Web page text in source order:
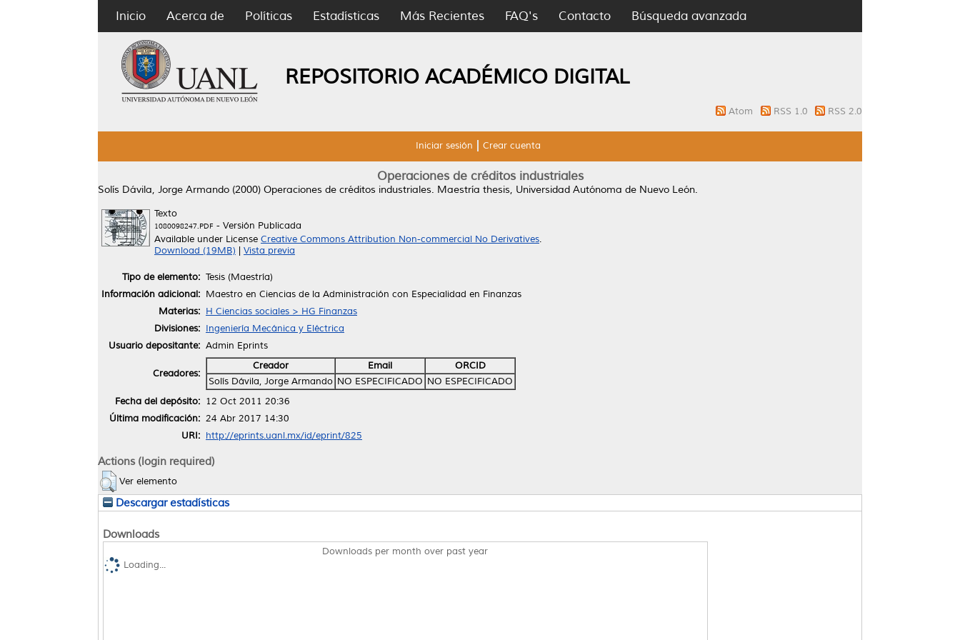
Inicio Acerca de Políticas Estadísticas Más Recientes FAQ's Contacto Búsqueda avanzada
REPOSITORIO ACADÉMICO DIGITAL
Atom RSS 1.0 RSS 2.0
Iniciar sesión Crear cuenta
Operaciones de créditos industriales
Solís Dávila, Jorge Armando (2000) Operaciones de créditos industriales. Maestría thesis, Universidad Autónoma de Nuevo León.
Texto
1080098247.PDF - Versión Publicada
Available under License Creative Commons Attribution Non-commercial No Derivatives.
Download (19MB)
Vista previa
Tipo de elemento: Tesis (Maestría)
Información adicional: Maestro en Ciencias de la Administración con Especialidad en Finanzas
Materias: H Ciencias sociales > HG Finanzas
Divisiones: Ingeniería Mecánica y Eléctrica
Usuario depositante: Admin Eprints
Creadores:
Creador Email
ORCID
Solís Dávila, Jorge Armando NO ESPECIFICADO NO ESPECIFICADO
Fecha del depósito: 12 Oct 2011 20:36
Última modificación: 24 Abr 2017 14:30
URI: http://eprints.uanl.mx/id/eprint/825
Actions (login required)
Ver elemento
Descargar estadísticas
Downloads
Downloads per month over past year
Loading...